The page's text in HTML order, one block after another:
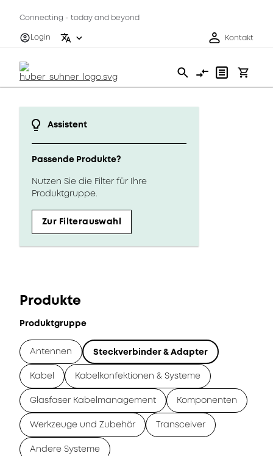
Connecting - today and beyond
Login
Kontakt
Assistent
Passende Produkte?
Nutzen Sie die Filter für Ihre
Produktgruppe.
Zur Filterauswahl
Produkte
Produktgruppe
Antennen Steckverbinder & Adapter
Kabel Kabelkonfektionen & Systeme
Glasfaser Kabelmanagement Komponenten
Werkzeuge und Zubehör Transceiver
Andere Systeme